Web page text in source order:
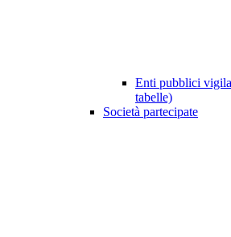
Enti pubblici
tabelle)
Società partecipate